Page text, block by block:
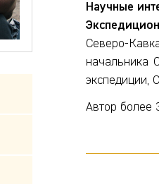
Научные
Северо-
начальника
экспедиции,
Автор более